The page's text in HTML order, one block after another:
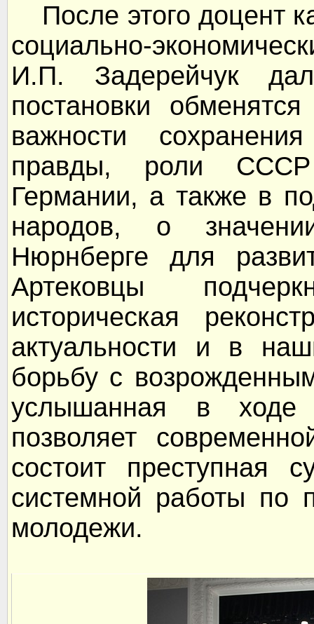
После этого доцент
социально-
И.П. Задерейчук
постановки
важности
правды, роли СССР
Германии, а также в
народов, о
Нюрнберге для
Артековцы
историческая
актуальности и в
борьбу с
услышанная в ходе
позволяет
состоит преступная
системной работы по
молодежи.